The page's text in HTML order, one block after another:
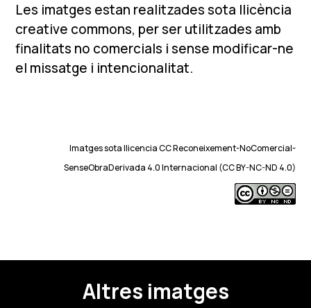
Les imatges estan realitzades sota llicència
creative commons, per ser utilitzades amb
finalitats no comercials i sense modificar-ne
el missatge i intencionalitat.
Imatges sota llicencia CC Reconeixement-NoComercial-
SenseObraDerivada 4.0 Internacional (CC BY-NC-ND 4.0)
Altres imatges